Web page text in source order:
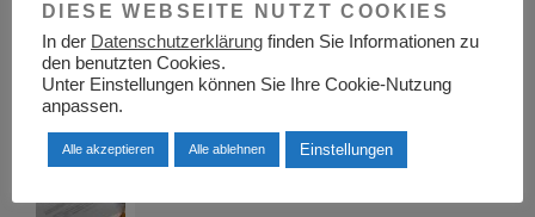
Was sind die neuesten Trends in der
Berufsausbildung?
Beamte in der Schweiz im Vergleich zu
DIESE WEBSEITE NUTZT COOKIES
In der Datenschutzerklärung finden Sie Informationen zu
den benutzten Cookies.
Unter Einstellungen können Sie Ihre Cookie-Nutzung
anpassen.
Alle akzeptieren Alle ablehnen Einstellungen